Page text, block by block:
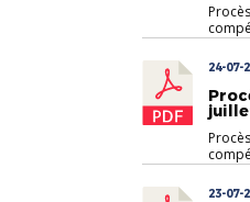
24-07-
23-07-